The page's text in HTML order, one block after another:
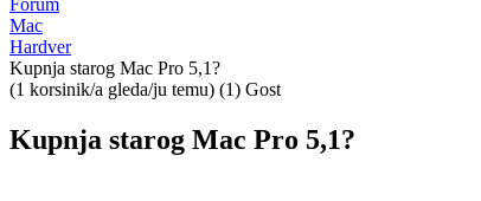
Forum
Mac
Hardver
Kupnja starog Mac Pro 5,1?
(1 korsinik/a gleda/ju temu) (1) Gost
Kupnja starog Mac Pro 5,1?